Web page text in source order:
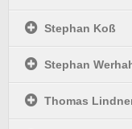
Stephan Koß
Stephan
Thomas